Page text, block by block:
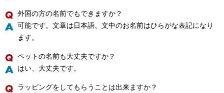
外国の方の名前でもできますか？
可能です。文章は日本語、文中のお名前はひらがな表記になり
ます。
ペットの名前も大丈夫ですか？
はい、大丈夫です。
ラッピングをしてもらうことは出来ますか？